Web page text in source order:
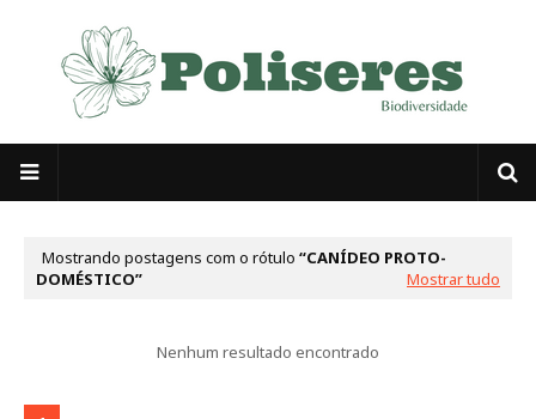
Mostrando postagens com o rótulo
CANÍDEO PROTO-
DOMÉSTICO
Mostrar tudo
Nenhum resultado encontrado